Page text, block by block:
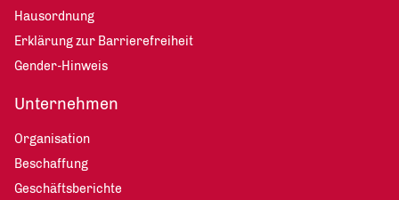
Hausordnung
Erklärung zur Barrierefreiheit
Gender-Hinweis
Unternehmen
Organisation
Beschaffung
Geschäftsberichte